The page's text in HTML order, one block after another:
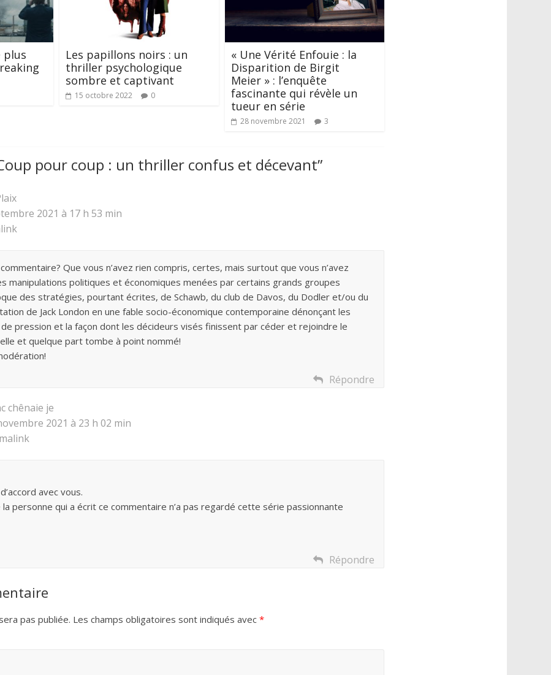
plus
Les papillons noirs : un
thriller psychologique
sombre et captivant
15 octobre 2022 0
« Une Vérité Enfouie : la
Disparition de Birgit
Meier » : l’enquête
fascinante qui révèle un
tueur en série
28 novembre 2021 3
pour coup : un thriller confus et décevant”
2021 à 17 h 53 min
Que vous n’avez rien compris, certes, mais surtout que vous n’avez
manipulations politiques et économiques menées par certains grands groupes
des stratégies, pourtant écrites, de Schawb, du club de Davos, du Dodler et/ou du
de Jack London en une fable socio-économique contemporaine dénonçant les
pression et la façon dont les décideurs visés finissent par céder et rejoindre le
et quelque part tombe à point nommé!
Répondre
chênaie je
2021 à 23 h 02 min
avec vous.
la personne qui a écrit ce commentaire n’a pas regardé cette série passionnante
Répondre
pas publiée. Les champs obligatoires sont indiqués avec *